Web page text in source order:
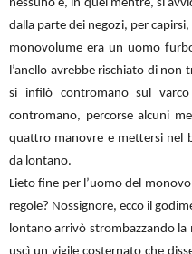
nessuno e, in quel mentre, si
dalla parte dei negozi, per
monovolume era un uomo
l’anello avrebbe rischiato di non
si infilò contromano sul
contromano, percorse alcuni
quattro manovre e mettersi nel
da lontano.
Lieto fine per l’uomo del
regole? Nossignore, ecco il
lontano arrivò strombazzando la